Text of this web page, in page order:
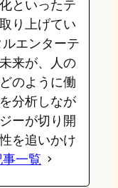
といったテ
り上げてい
エンターテ
来が、人の
のように働
分析しなが
ーが切り開
を追いかけ
事一覧